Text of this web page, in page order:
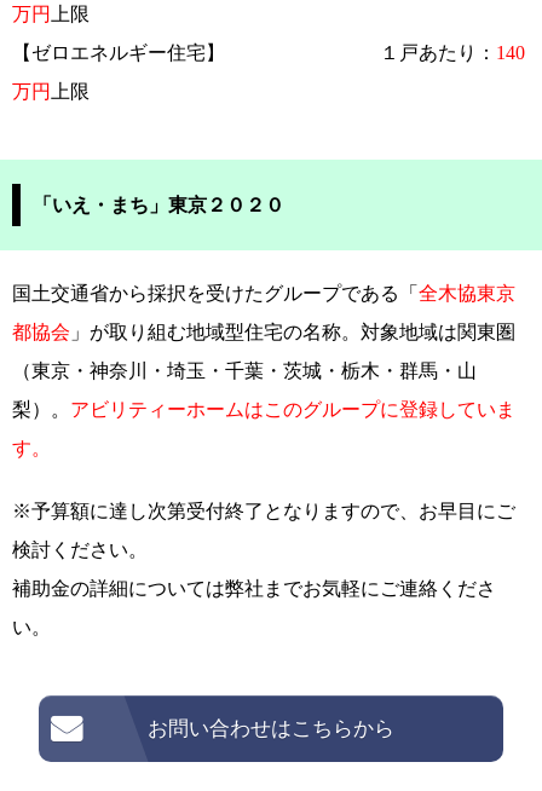
万円
上限
【ゼロエネルギー住宅】 １戸あたり： 140
万円
上限
「いえ・まち」東京２０２０
国土交通省から採択を受けたグループである「 全木協東京
都協会 」が取り組む地域型住宅の名称。対象地域は関東圏
（東京・神奈川・埼玉・千葉・茨城・栃木・群馬・山
梨）。 アビリティーホームはこのグループに登録していま
す。
※予算額に達し次第受付終了となりますので、お早目にご
検討ください。
補助金の詳細については弊社までお気軽にご連絡くださ
い。
お問い合わせはこちらから